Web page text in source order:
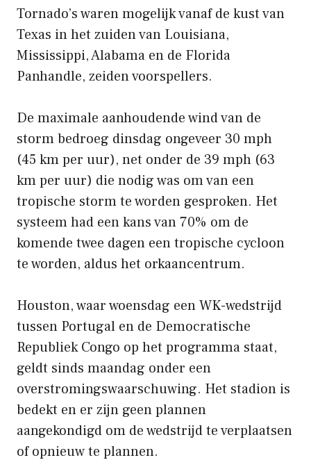
Tornado’s waren mogelijk vanaf de kust van
Texas in het zuiden van Louisiana,
Mississippi, Alabama en de Florida
Panhandle, zeiden voorspellers.
De maximale aanhoudende wind van de
storm bedroeg dinsdag ongeveer 30 mph
(45 km per uur), net onder de 39 mph (63
km per uur) die nodig was om van een
tropische storm te worden gesproken. Het
systeem had een kans van 70% om de
komende twee dagen een tropische cycloon
te worden, aldus het orkaancentrum.
Houston, waar woensdag een WK-wedstrijd
tussen Portugal en de Democratische
Republiek Congo op het programma staat,
geldt sinds maandag onder een
overstromingswaarschuwing. Het stadion is
bedekt en er zijn geen plannen
aangekondigd om de wedstrijd te verplaatsen
of opnieuw te plannen.